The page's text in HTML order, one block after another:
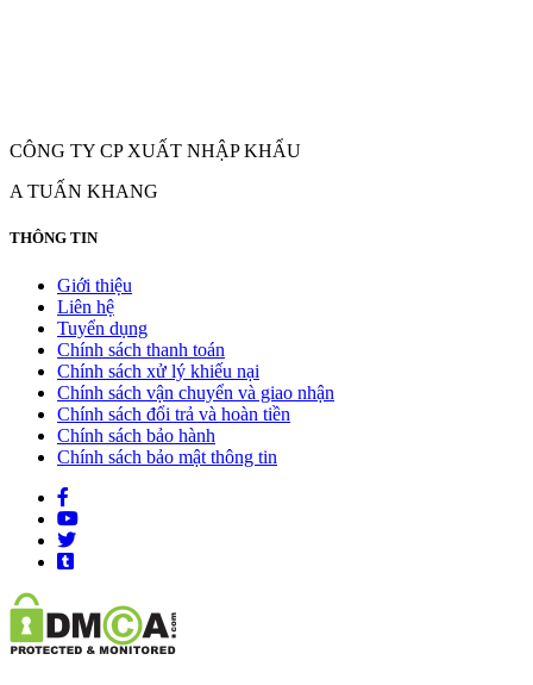
CÔNG TY CP XUẤT NHẬP KHẨU
A TUẤN KHANG
THÔNG TIN
Giới thiệu
Liên hệ
Tuyển dụng
Chính sách thanh toán
Chính sách xử lý khiếu nại
Chính sách vận chuyển và giao nhận
Chính sách đổi trả và hoàn tiền
Chính sách bảo hành
Chính sách bảo mật thông tin